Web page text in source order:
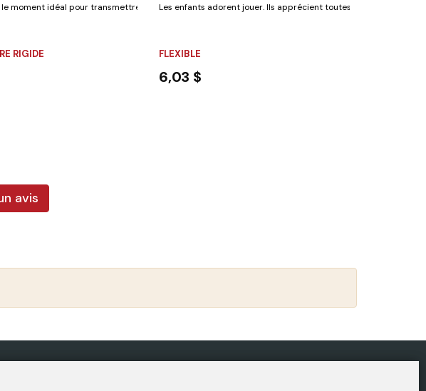
regardant les...
le moment idéal pour transmettre les grandes leçons de la vie. C'est...
RIGIDE
Les enfants adorent jouer. Ils apprécient toutes les activités
FLEXIBLE
6,03 $
avis